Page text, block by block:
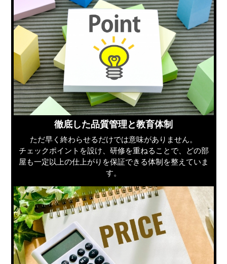
徹底した品質管理と教育体制
ただ早く終わらせるだけでは意味がありません。
チェックポイントを設け、研修を重ねることで、どの部
屋も一定以上の仕上がりを保証できる体制を整えていま
す。